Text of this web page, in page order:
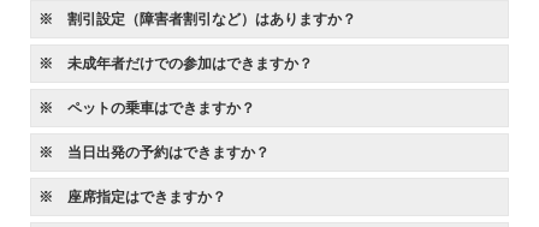
※ 割引設定（障害者割引など）はありますか？
※ 未成年者だけでの参加はできますか？
※ ペットの乗車はできますか？
※ 当日出発の予約はできますか？
※ 座席指定はできますか？